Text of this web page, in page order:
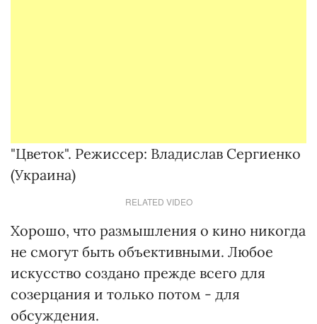
"Цветок". Режиссер: Владислав Сергиенко
(Украина)
RELATED VIDEO
Хорошо, что размышления о кино никогда
не смогут быть объективными. Любое
искусство создано прежде всего для
созерцания и только потом - для
обсуждения.